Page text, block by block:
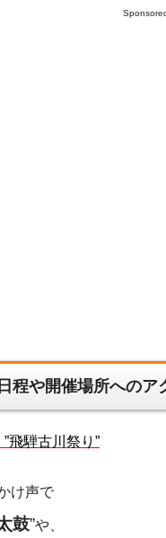
程や開催場所へのア
飛騨古川祭り”
け声で
鼓”や、